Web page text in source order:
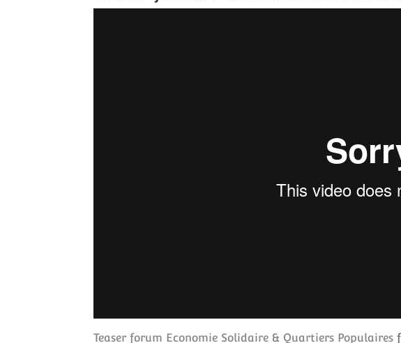
Teaser forum Economie Solidaire & Quartiers Populaires